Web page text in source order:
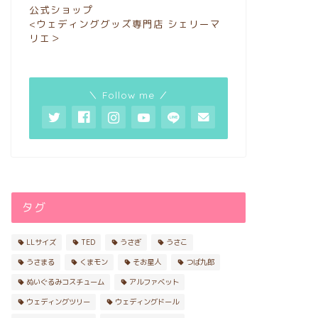
公式ショップ
<ウェディンググッズ専門店 シェリーマ
リエ＞
＼ Follow me ／
タグ
LLサイズ TED うさぎ
うさこ
うさまる
くまモン そお星人
つば九郎
ぬいぐるみコスチューム
アルファベット
ウェディングツリー
ウェディングドール